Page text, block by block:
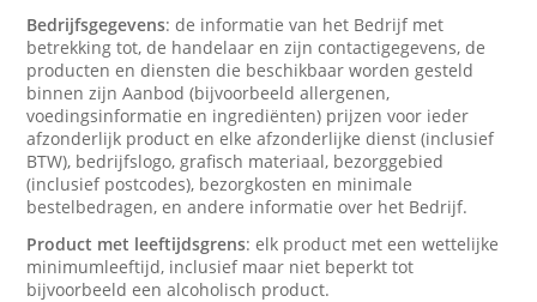
Bedrijfsgegevens: de informatie van het Bedrijf met
betrekking tot, de handelaar en zijn contactigegevens, de
producten en diensten die beschikbaar worden gesteld
binnen zijn Aanbod (bijvoorbeeld allergenen,
voedingsinformatie en ingrediënten) prijzen voor ieder
afzonderlijk product en elke afzonderlijke dienst (inclusief
BTW), bedrijfslogo, grafisch materiaal, bezorggebied
(inclusief postcodes), bezorgkosten en minimale
bestelbedragen, en andere informatie over het Bedrijf.
Product met leeftijdsgrens: elk product met een wettelijke
minimumleeftijd, inclusief maar niet beperkt tot
bijvoorbeeld een alcoholisch product.